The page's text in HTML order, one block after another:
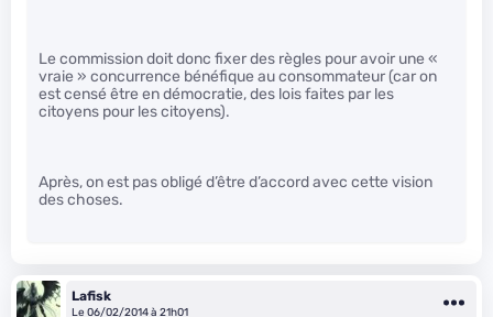
Le commission doit donc fixer des règles pour avoir une «
vraie » concurrence bénéfique au consommateur (car on
est censé être en démocratie, des lois faites par les
citoyens pour les citoyens).
Après, on est pas obligé d’être d’accord avec cette vision
des choses.
Lafisk
Le 06/02/2014 à 21h01